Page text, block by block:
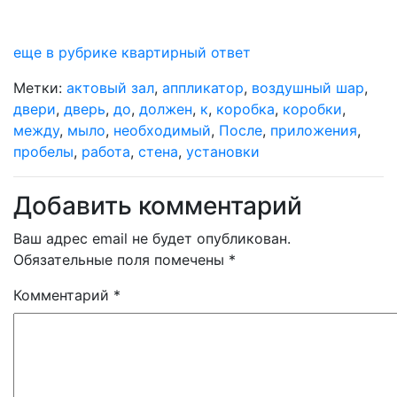
еще в рубрике квартирный ответ
Метки: актовый зал, аппликатор, воздушный шар,
двери, дверь, до, должен, к, коробка, коробки,
между, мыло, необходимый, После, приложения,
пробелы, работа, стена, установки
Добавить комментарий
Ваш адрес email не будет опубликован.
Обязательные поля помечены *
Комментарий *